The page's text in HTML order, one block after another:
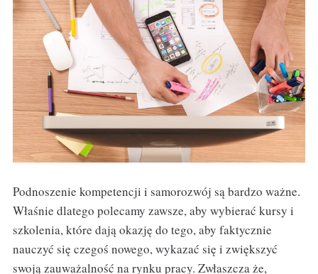
Podnoszenie kompetencji i samorozwój są bardzo ważne.
Właśnie dlatego polecamy zawsze, aby wybierać kursy i
szkolenia, które dają okazję do tego, aby faktycznie
nauczyć się czegoś nowego, wykazać się i zwiększyć
swoją zauważalność na rynku pracy. Zwłaszcza że,